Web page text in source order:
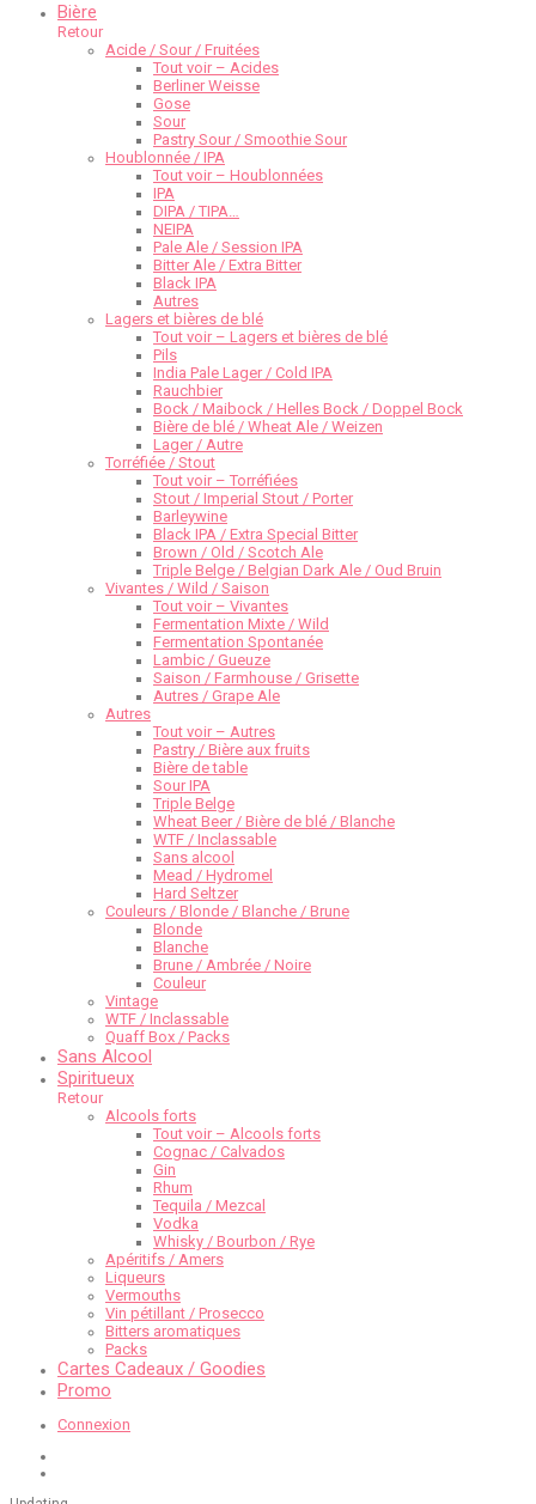
Bière
Retour
Acide / Sour / Fruitées
Tout voir – Acides
Berliner Weisse
Gose
Sour
Pastry Sour / Smoothie Sour
Houblonnée / IPA
Tout voir – Houblonnées
IPA
DIPA / TIPA…
NEIPA
Pale Ale / Session IPA
Bitter Ale / Extra Bitter
Black IPA
Autres
Lagers et bières de blé
Tout voir – Lagers et bières de blé
Pils
India Pale Lager / Cold IPA
Rauchbier
Bock / Maibock / Helles Bock / Doppel Bock
Bière de blé / Wheat Ale / Weizen
Lager / Autre
Torréfiée / Stout
Tout voir – Torréfiées
Stout / Imperial Stout / Porter
Barleywine
Black IPA / Extra Special Bitter
Brown / Old / Scotch Ale
Triple Belge / Belgian Dark Ale / Oud Bruin
Vivantes / Wild / Saison
Tout voir – Vivantes
Fermentation Mixte / Wild
Fermentation Spontanée
Lambic / Gueuze
Saison / Farmhouse / Grisette
Autres / Grape Ale
Autres
Tout voir – Autres
Pastry / Bière aux fruits
Bière de table
Sour IPA
Triple Belge
Wheat Beer / Bière de blé / Blanche
WTF / Inclassable
Sans alcool
Mead / Hydromel
Hard Seltzer
Couleurs / Blonde / Blanche / Brune
Blonde
Blanche
Brune / Ambrée / Noire
Couleur
Vintage
WTF / Inclassable
Quaff Box / Packs
Sans Alcool
Spiritueux
Retour
Alcools forts
Tout voir – Alcools forts
Cognac / Calvados
Gin
Rhum
Tequila / Mezcal
Vodka
Whisky / Bourbon / Rye
Apéritifs / Amers
Liqueurs
Vermouths
Vin pétillant / Prosecco
Bitters aromatiques
Packs
Cartes Cadeaux / Goodies
Promo
Connexion